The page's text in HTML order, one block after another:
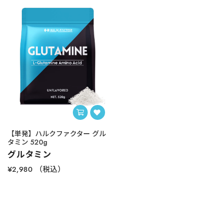
【単発】ハルクファクター グル
タミン 520g
グルタミン
¥2,980 （税込）